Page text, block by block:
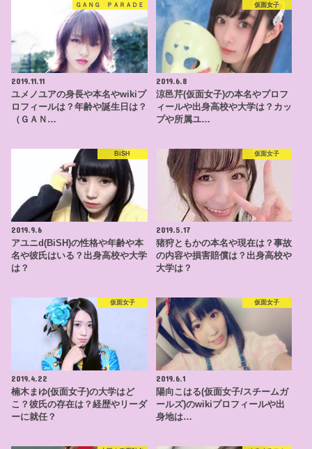
ＧＡＮＧ ＰＡＲＡＤＥ
2019.11.11
ユメノユアの身長や本名やwikiプ
ロフィールは？年齢や誕生日は？
（ＧＡＮ…
仮面女子
2019.6.8
涼邑芹(仮面女子)の本名やプロフ
ィールや出身高校や大学は？カッ
プや所属ユ…
BiSH
2019.9.6
アユニd(BiSH)の性格や年齢や本
名や彼氏はいる？出身高校や大学
は？
仮面女子
2019.5.17
猪狩ともかの本名や現在は？事故
の内容や損害賠償は？出身高校や
大学は？
仮面女子
2019.4.22
楠木まゆ(仮面女子)の大学はど
こ？彼氏の存在は？経歴やリーダ
ーに就任？
仮面女子
2019.6.1
陽向こはる(仮面女子/スチームガ
ールズ)のwikiプロフィールや出
身地は…